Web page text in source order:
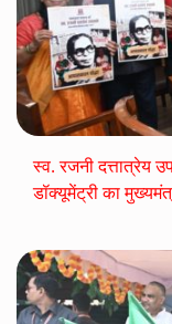
स्व. रजनी दत्तात्रेय
डॉक्यूमेंट्री का